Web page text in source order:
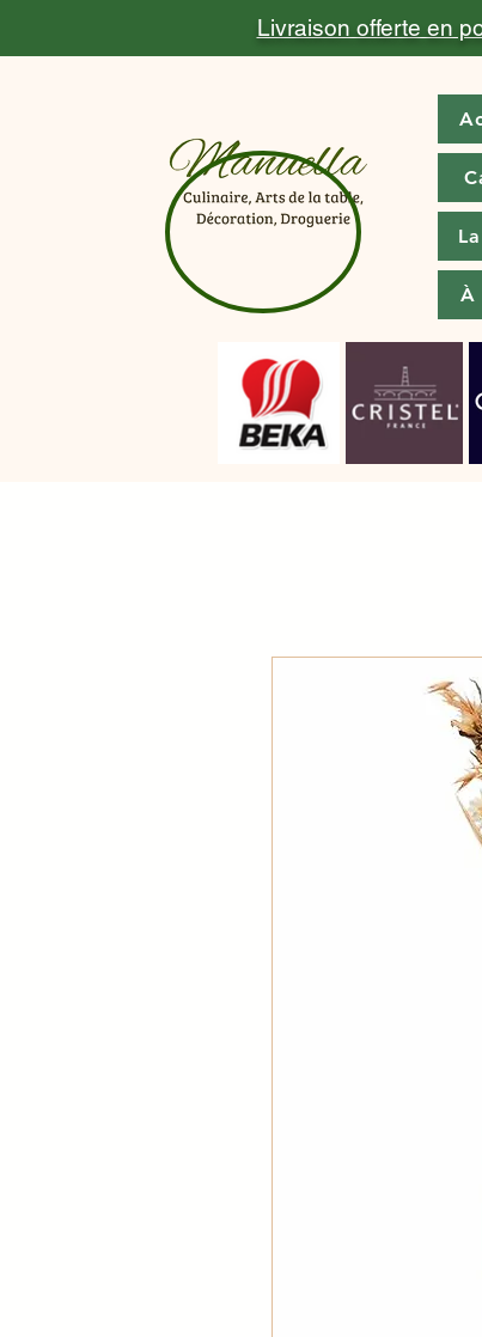
Livraison offerte en
À